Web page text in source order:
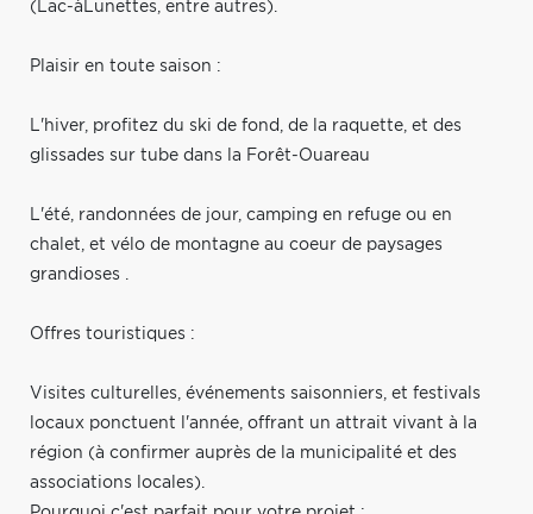
(Lac-àLunettes, entre autres).
Plaisir en toute saison :
L'hiver, profitez du ski de fond, de la raquette, et des
glissades sur tube dans la Forêt-Ouareau
L'été, randonnées de jour, camping en refuge ou en
chalet, et vélo de montagne au coeur de paysages
grandioses .
Offres touristiques :
Visites culturelles, événements saisonniers, et festivals
locaux ponctuent l'année, offrant un attrait vivant à la
région (à confirmer auprès de la municipalité et des
associations locales).